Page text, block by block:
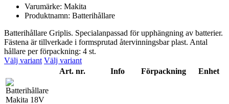
Varumärke: Makita
Produktnamn: Batterihållare
Batterihållare Griplis. Specialanpassad för upphängning av batterier.
Fästena är tillverkade i formsprutad återvinningsbar plast. Antal
hållare per förpackning: 4 st.
Välj variant Välj variant
Art. nr.
Info Förpackning Enhet